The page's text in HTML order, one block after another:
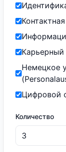
Немецкое
Цифровой
Количество